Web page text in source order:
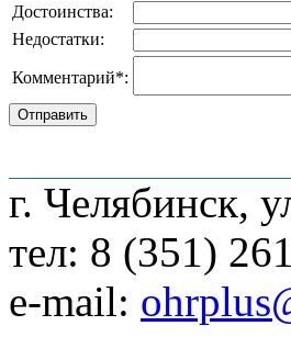
Достоинства:
Недостатки:
Комментарий*:
г. Челябинск,
тел: 8 (351)
e-mail: